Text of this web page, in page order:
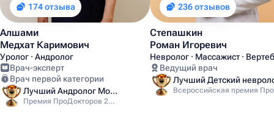
174 отзыва
Алшами
Медхат Каримович
Уролог · Андролог
Врач-эксперт
Врач первой категории
Лучший Андролог Москвы
Премия ПроДокторов 2024
236 отзывов
Степашкин
Роман Игоревич
Невролог · Массажист ·
Ведущий врач